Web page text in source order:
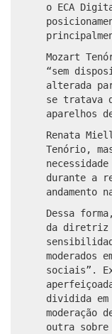
o ECA
Mozart
“sem
alterada
se tratava
aparelhos
Renata
Tenório,
durante a
Dessa
da diretriz
moderados
sociais”.
dividida
moderação
outra sobre